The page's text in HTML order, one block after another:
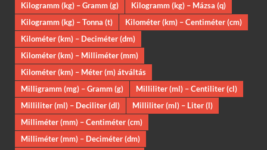
Kilogramm (kg) – Gramm (g)
Kilogramm (kg) – Mázsa (q)
Kilogramm (kg) – Tonna (t)
Kilométer (km) – Centiméter (cm)
Kilométer (km) – Deciméter (dm)
Kilométer (km) – Milliméter (mm)
Kilométer (km) – Méter (m) átváltás
Milligramm (mg) – Gramm (g)
Milliliter (ml) – Centiliter (cl)
Milliliter (ml) – Deciliter (dl)
Milliliter (ml) – Liter (l)
Milliméter (mm) – Centiméter (cm)
Milliméter (mm) – Deciméter (dm)